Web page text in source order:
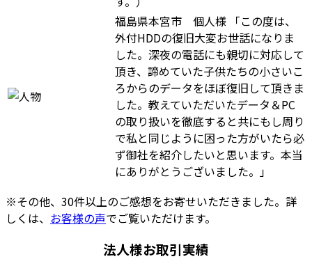
福島県本宮市 個人様 「この度は、
外付HDDの復旧大変お世話になりま
した。深夜の電話にも親切に対応して
頂き、諦めていた子供たちの小さいこ
ろからのデータをほぼ復旧して頂きま
した。教えていただいたデータ＆PC
の取り扱いを徹底すると共にもし周り
で私と同じように困った方がいたら必
ず御社を紹介したいと思います。本当
にありがとうございました。」
※その他、30件以上のご感想をお寄せいただきました。詳
しくは、 お客様の声でご覧いただけます。
法人様お取引実績